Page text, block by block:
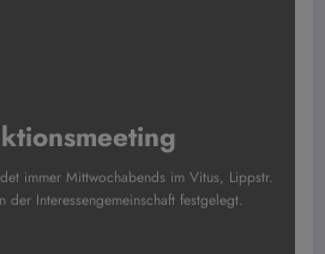
immer Mittwochabends im Vitus, Lippstr.
der Interessengemeinschaft festgelegt.